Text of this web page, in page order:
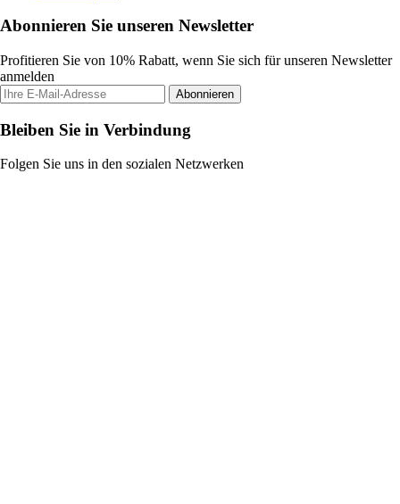
Abonnieren Sie unseren Newsletter
Profitieren Sie von 10% Rabatt, wenn Sie sich für unseren Newsletter
anmelden
Abonnieren
Bleiben Sie in Verbindung
Folgen Sie uns in den sozialen Netzwerken